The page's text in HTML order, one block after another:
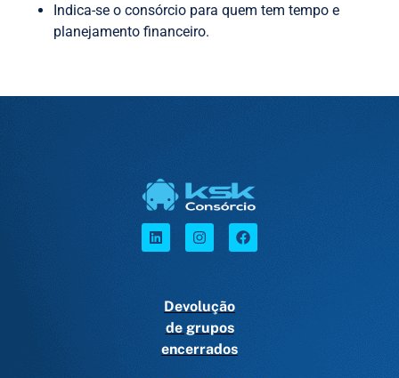
Indica-se o consórcio para quem tem tempo e
planejamento financeiro.
Devolução
de grupos
encerrados